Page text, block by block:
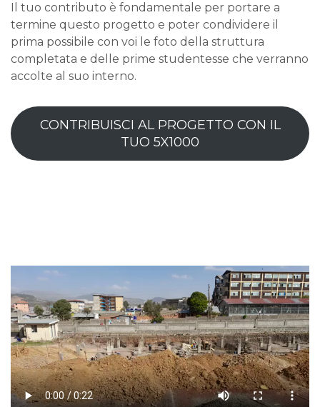
Il tuo contributo è fondamentale per portare a
termine questo progetto e poter condividere il
prima possibile con voi le foto della struttura
completata e delle prime studentesse che verranno
accolte al suo interno.
CONTRIBUISCI AL PROGETTO CON IL
TUO 5X1000